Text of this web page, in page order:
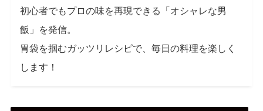
初心者でもプロの味を再現できる「オシャレな男
飯」を発信。
胃袋を掴むガッツリレシピで、毎日の料理を楽しく
します！